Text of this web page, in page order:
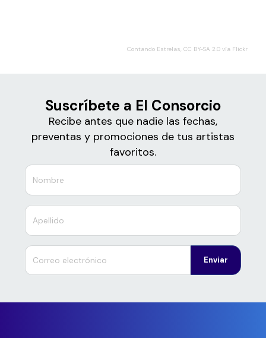
Contando Estrelas, CC BY-SA 2.0 vía Flickr
Suscríbete a El Consorcio
Recibe antes que nadie las fechas,
preventas y promociones de tus artistas
favoritos.
Enviar